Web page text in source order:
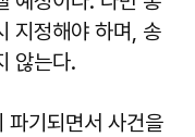
지정해야 하며, 송
않는다.
파기되면서 사건을